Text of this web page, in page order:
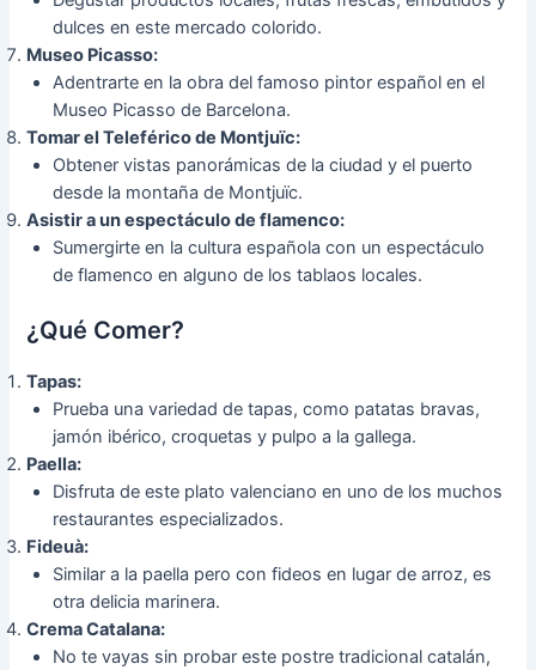
dulces en este mercado colorido.
Museo Picasso:
Adentrarte en la obra del famoso pintor español en el
Museo Picasso de Barcelona.
Tomar el Teleférico de Montjuïc:
Obtener vistas panorámicas de la ciudad y el puerto
desde la montaña de Montjuïc.
Asistir a un espectáculo de flamenco:
Sumergirte en la cultura española con un espectáculo
de flamenco en alguno de los tablaos locales.
¿Qué Comer?
Tapas:
Prueba una variedad de tapas, como patatas bravas,
jamón ibérico, croquetas y pulpo a la gallega.
Paella:
Disfruta de este plato valenciano en uno de los muchos
restaurantes especializados.
Fideuà:
Similar a la paella pero con fideos en lugar de arroz, es
otra delicia marinera.
Crema Catalana:
No te vayas sin probar este postre tradicional catalán,